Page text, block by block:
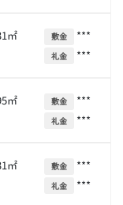
㎡ 敷金 ***
礼金 ***
㎡ 敷金 ***
礼金 ***
㎡ 敷金 ***
礼金 ***